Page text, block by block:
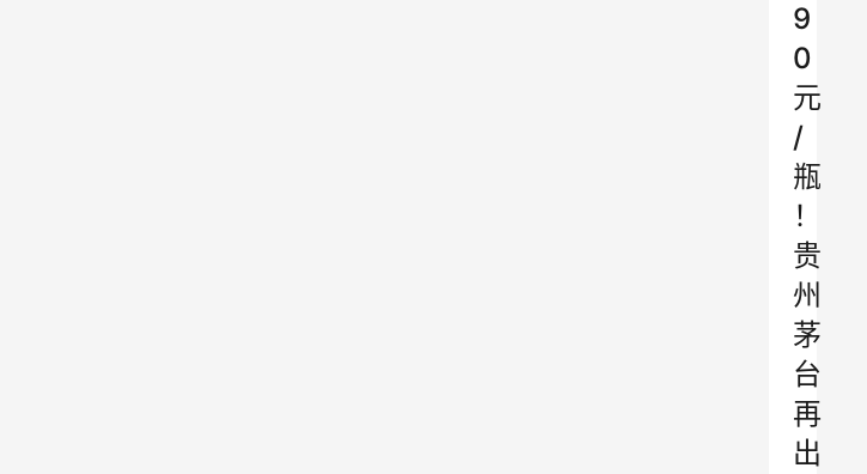
9
0
元
/
瓶
！
贵
州
茅
台
再
出